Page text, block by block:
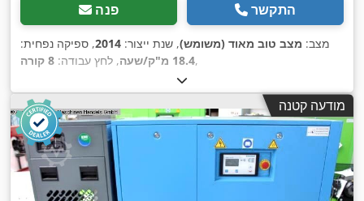
פנה התקשר
מצב: מצב טוב מאוד (משומש), שנת ייצור: 2014, ספיקה נפחית:
18.4 מ"ק/שעה
, לחץ עבודה: 8 קורה ,
מודעה קטנה